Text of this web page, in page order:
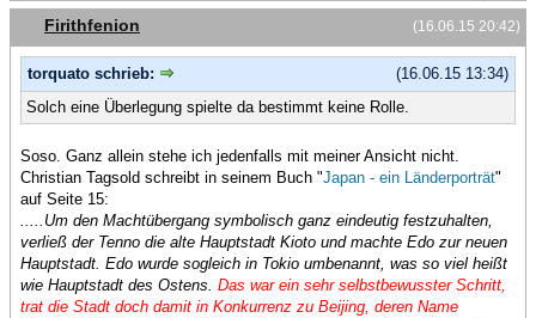
(16.06.15 20:42)
Firithfenion
(16.06.15 13:34)
torquato schrieb:
Solch eine Überlegung spielte da bestimmt keine Rolle.
Soso. Ganz allein stehe ich jedenfalls mit meiner Ansicht nicht.
Christian Tagsold schreibt in seinem Buch "Japan - ein Länderporträt"
auf Seite 15:
.....Um den Machtübergang symbolisch ganz eindeutig festzuhalten,
verließ der Tenno die alte Hauptstadt Kioto und machte Edo zur neuen
Hauptstadt. Edo wurde sogleich in Tokio umbenannt, was so viel heißt
wie Hauptstadt des Ostens. Das war ein sehr selbstbewusster Schritt,
trat die Stadt doch damit in Konkurrenz zu Beijing, deren Name